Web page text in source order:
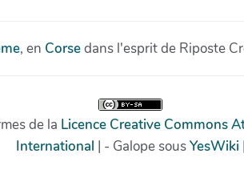
, en Corsedans l'esprit de Riposte
de la Licence Creative Commons
International | - Galope sousYesWiki |